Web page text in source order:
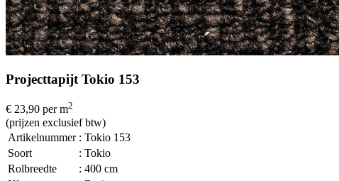
Projecttapijt Tokio 153
€ 23,90 per m2
(prijzen exclusief btw)
Artikelnummer : Tokio 153
Soort
: Tokio
Rolbreedte
: 400 cm